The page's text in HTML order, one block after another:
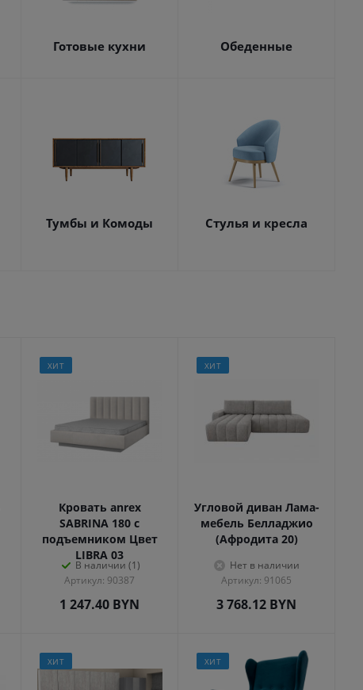
Готовые кухни Обеденные
Тумбы и Комоды Стулья и кресла
ХИТ
Кровать anrex
SABRINA 180 с
подъемником Цвет
LIBRA 03
В наличии (1)
Артикул: 90387
1 247.40 BYN
ХИТ
Угловой диван Лама-
мебель Белладжио
(Афродита 20)
Нет в наличии
Артикул: 91065
3 768.12 BYN
ХИТ ХИТ